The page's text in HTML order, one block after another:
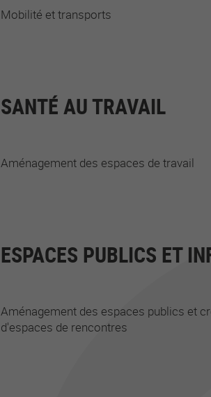
Mobilité et transports
SANTÉ AU TRAVAIL
Aménagement des espaces de travail
ESPACES PUBLICS ET
Aménagement des espaces publics et
d'espaces de rencontres